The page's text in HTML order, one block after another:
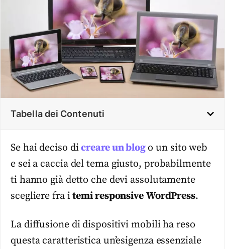
Tabella dei Contenuti
Se hai deciso dicreare un blogo un sito web
e sei a caccia deltemagiusto, probabilmente
ti hanno già detto che devi assolutamente
scegliere fra itemiresponsive WordPress.
La diffusione di dispositivi mobili ha reso
questa caratteristica un’esigenza essenziale